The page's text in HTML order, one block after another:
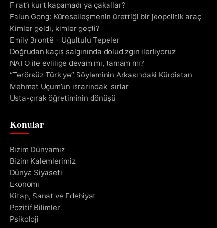
Fırat’ı kurt kapamadı ya çakallar?
Falun Gong: Küreselleşmenin ürettiği bir jeopolitik araç
Kimler geldi, kimler geçti?
Emily Brontë – Uğultulu Tepeler
Doğrudan kaçış salgınında doludizgin ilerliyoruz
NATO ile evliliğe devam mı, tamam mı?
“Terörsüz Türkiye” Söyleminin Arkasındaki Kürdistan
Mehmet Uçum’un ısrarındaki sırlar
Usta-çırak öğretiminin dönüşü
Konular
Bizim Dünyamız
Bizim Kalemlerimiz
Dünya Siyaseti
Ekonomi
Kitap, Sanat ve Edebiyat
Pozitif Bilimler
Psikoloji